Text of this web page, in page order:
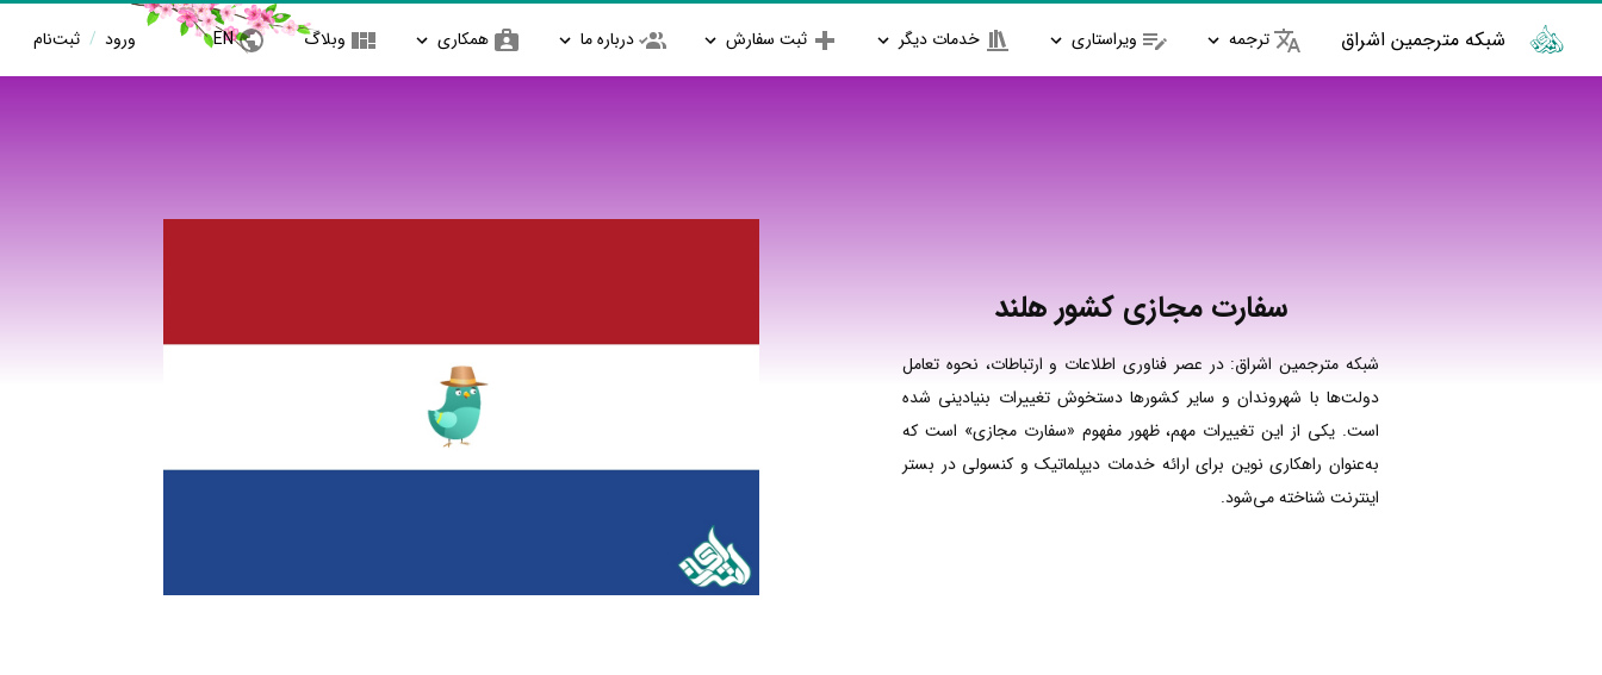
شبکه مترجمین اشراق ترجمه ویراستاری خدمات دیگر ثبت سفارش درباره ما همکاری وبلاگ EN ورود / ثبت‌نام
سفارت مجازی کشور هلند
شبکه مترجمین اشراق: در عصر فناوری اطلاعات و ارتباطات، نحوه تعامل
دولت‌ها با شهروندان و سایر کشورها دستخوش تغییرات بنیادینی شده
است. یکی از این تغییرات مهم، ظهور مفهوم «سفارت مجازی» است که
به‌عنوان راهکاری نوین برای ارائه خدمات دیپلماتیک و کنسولی در بستر
اینترنت شناخته می‌شود.